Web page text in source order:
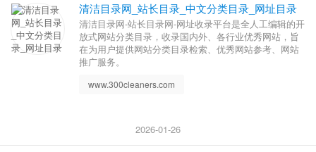
清洁目录网_站长目录_中文分类目录_网址目录
清洁目录网-站长目录网-网址收录平台是全人工编辑的开
放式网站分类目录，收录国内外、各行业优秀网站，旨
在为用户提供网站分类目录检索、优秀网站参考、网站
推广服务。
www.300cleaners.com
2026-01-26